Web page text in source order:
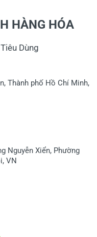
*
HÀNG HÓA
Dùng
Thành phố Hồ Chí Minh,
Nguyễn Xiển, Phường
VN